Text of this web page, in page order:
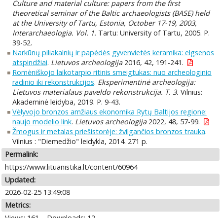
Culture and material culture: papers from the first
theoretical seminar of the Baltic archaeologists (BASE) held
at the University of Tartu, Estonia, October 17-19, 2003,
Interarchaeologia. Vol. 1. Tartu: University of Tartu, 2005. P.
39-52.
Narkūnų piliakalnių ir papėdės gyvenvietės keramika: elgsenos
atspindžiai. Lietuvos archeologija2016, 42, 191-241.
Romėniškojo laikotarpio ritinis smeigtukas: nuo archeologinio
radinio iki rekonstrukcijos. Eksperimentinė archeologija:
Lietuvos materialaus paveldo rekonstrukcija. T. 3. Vilnius:
Akademinė leidyba, 2019. P. 9-43.
Vėlyvojo bronzos amžiaus ekonomika Rytų Baltijos regione:
naujo modelio link. Lietuvos archeologija2022, 48, 57-99.
Žmogus ir metalas priešistorėje: žvilgančios bronzos trauka.
Vilnius : "Diemedžio" leidykla, 2014. 271 p.
Permalink:
https://www.lituanistika.lt/content/60964
Updated:
2026-02-25 13:49:08
Metrics: